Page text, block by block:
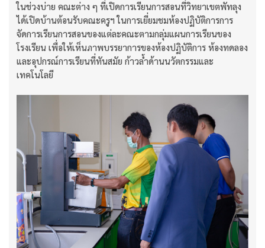
ในช่วงบ่าย คณะต่าง ๆ ที่เปิดการเรียนการสอนที่วิทยาเขตพัทลุง
ได้เปิดบ้านต้อนรับคณะครูฯ ในการเยี่ยมชมห้องปฏิบัติการการ
จัดการเรียนการสอนของแต่ละคณะตามกลุ่มแผนการเรียนของ
โรงเรียน เพื่อให้เห็นภาพบรรยาการของห้องปฏิบัติการ ห้องทดลอง
และอุปกรณ์การเรียนที่ทันสมัย ก้าวล้ำด้านนวัตกรรมและ
เทคโนโลยี